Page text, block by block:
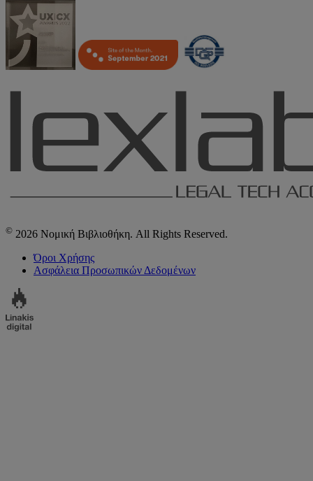
© 2026 Νομική Βιβλιοθήκη. All Rights Reserved.
Όροι Χρήσης
Ασφάλεια Προσωπικών Δεδομένων